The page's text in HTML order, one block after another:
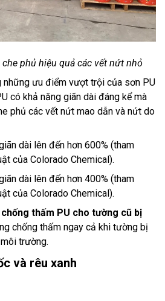
phủ hiệu quả các vết nứt nhỏ
ưu điểm vượt trội của sơn PU
có khả năng giãn dài đáng kể mà
phủ các vết nứt mao dẫn và nứt do
dài lên đến hơn 600% (tham
của Colorado Chemical).
dài lên đến hơn 400% (tham
của Colorado Chemical).
thấm PU cho tường cũ bị
chống thấm ngay cả khi tường bị
trường.
và rêu xanh